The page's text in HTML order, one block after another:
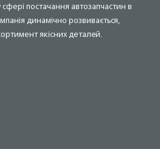
постачання автозапчастин в
динамічно розвивається,
якісних деталей.